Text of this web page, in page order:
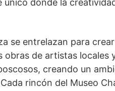
donde la
se entrelazan para
de artistas locales
creando un
rincón del Museo